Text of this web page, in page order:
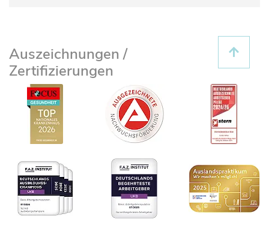
Auszeichnungen /
Zertifizierungen